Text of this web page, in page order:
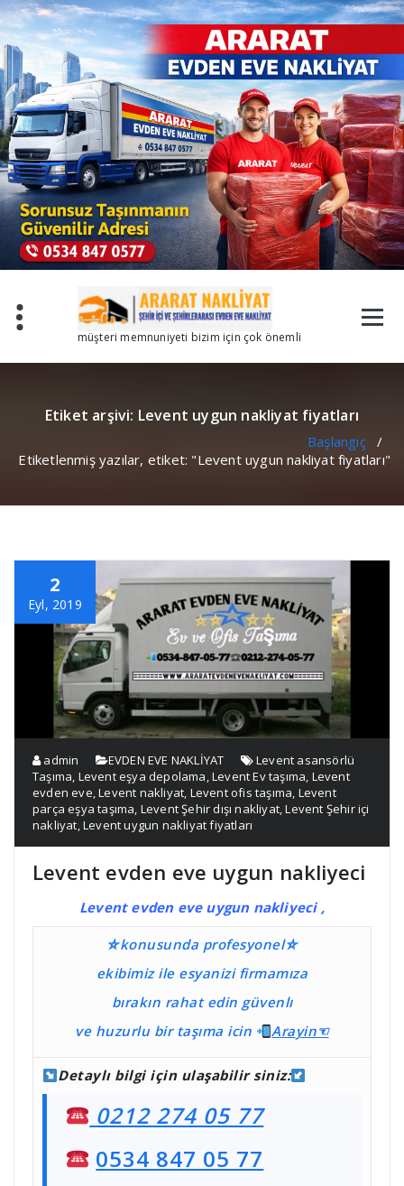
İçeriğe
geç
müşteri memnuniyeti bizim için çok önemli
Etiket arşivi: Levent uygun nakliyat fiyatları
Başlangıç/
Etiketlenmiş yazılar, etiket: "Levent uygun nakliyat fiyatları"
2
Eyl, 2019
admin EVDEN EVE NAKLİYAT
Levent asansörlü
Taşıma, Levent eşya depolama,Levent Ev taşıma, Levent
evden eve,Levent nakliyat, Levent ofis taşıma, Levent
parça eşya taşıma, Levent Şehir dışı nakliyat,Levent Şehir içi
nakliyat,Levent uygun nakliyat fiyatları
Levent evden eve uygun nakliyeci
Levent evden eve uygun nakliyeci ,
⛤konusunda profesyonel⛤
ekibimiz ile esyanizi firmamıza
bırakın rahat edin güvenlı
ve huzurlu bir taşıma icin Arayin☜
Detaylı bilgi için ulaşabilir siniz:
0212 274 05 77
0534 847 05 77